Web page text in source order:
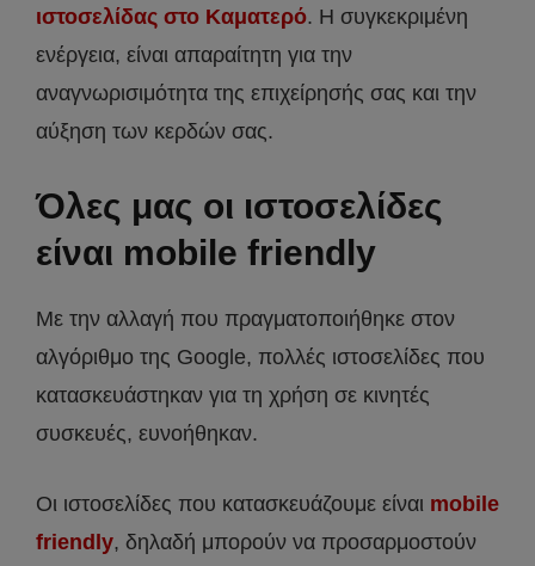
ιστοσελίδας στο Καματερό. Η συγκεκριμένη
ενέργεια, είναι απαραίτητη για την
αναγνωρισιμότητα της επιχείρησής σας και την
αύξηση των κερδών σας.
Όλες μας οι ιστοσελίδες
είναι mobile friendly
Με την αλλαγή που πραγματοποιήθηκε στον
αλγόριθμο της Google, πολλές ιστοσελίδες που
κατασκευάστηκαν για τη χρήση σε κινητές
συσκευές, ευνοήθηκαν.
Οι ιστοσελίδες που κατασκευάζουμε είναι mobile
friendly, δηλαδή μπορούν να προσαρμοστούν